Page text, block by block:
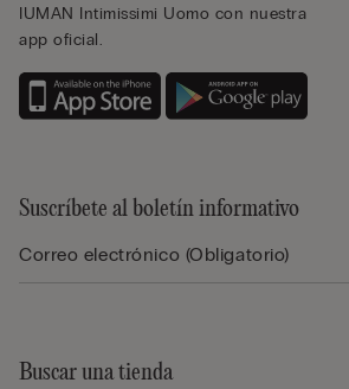
IUMAN Intimissimi Uomo con nuestra
app oficial.
Suscríbete al boletín informativo
Buscar una tienda